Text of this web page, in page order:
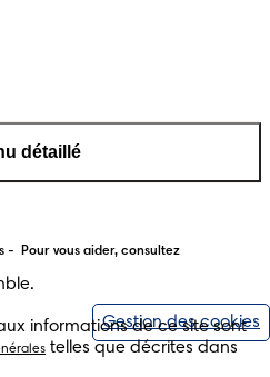
détaillé
informations de ce site sont
telles que décrites dans
Gestion des cookies